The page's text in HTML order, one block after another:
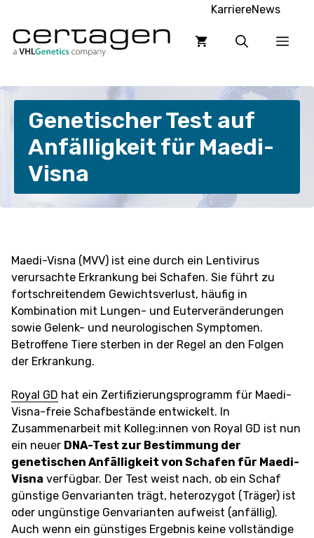
springen
KarriereNews
Genetischer Test auf
Anfälligkeit für Maedi-
Visna
Maedi-Visna (MVV) ist eine durch ein Lentivirus
verursachte Erkrankung bei Schafen. Sie führt zu
fortschreitendem Gewichtsverlust, häufig in
Kombination mit Lungen- und Euterveränderungen
sowie Gelenk- und neurologischen Symptomen.
Betroffene Tiere sterben in der Regel an den Folgen
der Erkrankung.
Royal GD hat ein Zertifizierungsprogramm für Maedi-
Visna-freie Schafbestände entwickelt. In
Zusammenarbeit mit Kolleg:innen von Royal GD ist nun
ein neuer DNA-Test zur Bestimmung der
genetischen Anfälligkeit von Schafen für Maedi-
Visna verfügbar. Der Test weist nach, ob ein Schaf
günstige Genvarianten trägt, heterozygot (Träger) ist
oder ungünstige Genvarianten aufweist (anfällig).
Auch wenn ein günstiges Ergebnis keine vollständige